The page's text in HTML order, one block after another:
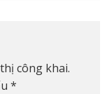
công khai.
*